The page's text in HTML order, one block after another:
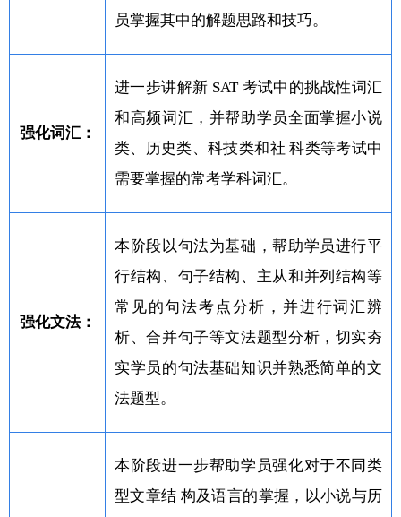
员掌握其中的解题思路和技巧。
强化词汇：
进一步讲解新 SAT 考试中的挑战性词汇
和高频词汇，并帮助学员全面掌握小说
类、历史类、科技类和社 科类等考试中
需要掌握的常考学科词汇。
强化文法：
本阶段以句法为基础，帮助学员进行平
行结构、句子结构、主从和并列结构等
常见的句法考点分析，并进行词汇辨
析、合并句子等文法题型分析，切实夯
实学员的句法基础知识并熟悉简单的文
法题型。
本阶段进一步帮助学员强化对于不同类
型文章结 构及语言的掌握，以小说与历